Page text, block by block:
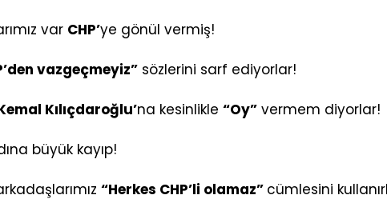
var CHP’ye gönül vermiş!
vazgeçmeyiz” sözlerini sarf ediyorlar!
Kılıçdaroğlu’na kesinlikle “Oy” vermem diyorlar!
büyük kayıp!
“Herkes CHP’li olamaz” cümlesini